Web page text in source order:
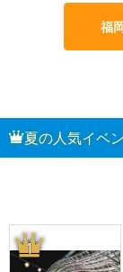
福
夏の人気イベ
1